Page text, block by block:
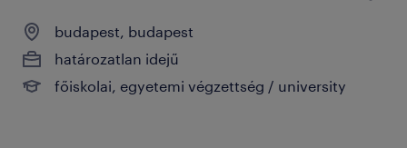
budapest, budapest
határozatlan idejű
főiskolai, egyetemi végzettség / university